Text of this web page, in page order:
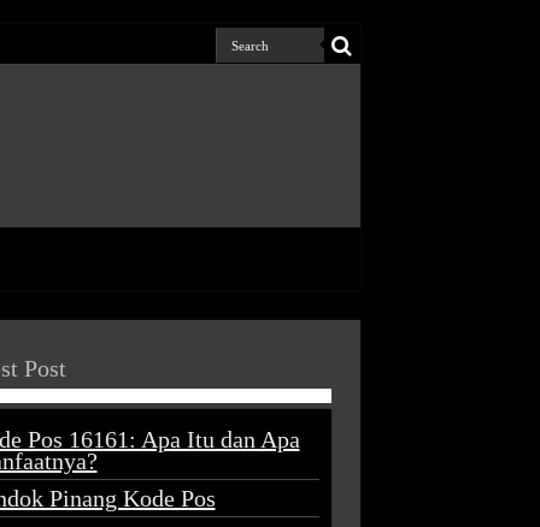
Post
Pos 16161: Apa Itu dan Apa
Pinang Kode Pos